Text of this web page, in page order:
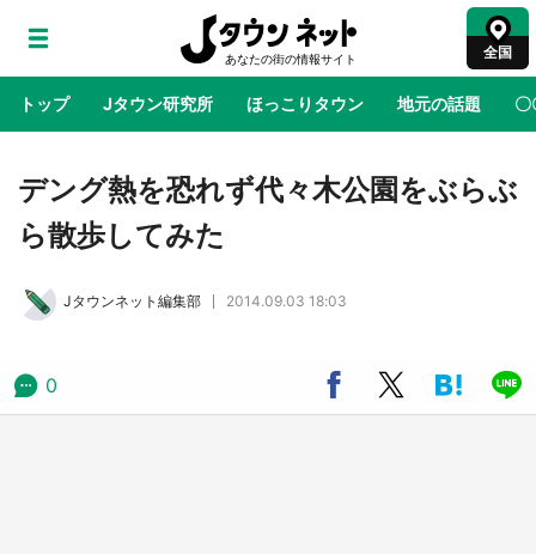
全国
トップ Jタウン研究所 ほっこりタウン 地元の話題 〇
地域×二次元 絶景 あの時はありがとう 物語がはじ
公式プロモ動画で「聖地」が生産されてます
『薬屋のひとりごと』の〝舞〟の世界に入り込
む 六本木ヒルズ展望台でコラボ、本邦初公開
デング熱を恐れず代々木公園をぶらぶ
ら散歩してみた
Jタウンネット編集部 2014.09.03 18:03
0